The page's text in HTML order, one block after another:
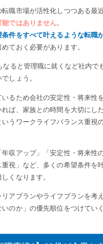
職市場が活性化しつつある最
ではありません。
条件をすべて叶えるような転職
ておく必要があります。
なると管理職に就くなど社内で
しょう。
るため会社の安定性・将来性
ば、家族との時間を大切にし
いうワークライフバランス重視
年収アップ」「安定性・将来性
重視」など、多くの希望条件を
くなります。
アプランやライフプランを考
いのか」の優先順位をつけてい